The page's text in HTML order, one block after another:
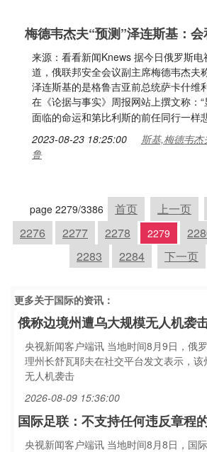
梅德韦杰夫“预测”泽连斯基：
来源：看看新闻Knews 据今日俄罗斯
道，俄联邦安全会议副主席梅德韦杰夫
泽连斯基的是格鲁吉亚前总统萨卡什维
在《论据与事实》周报网站上撰文称：
面临的命运和第比利斯的前任同行一样
2023-08-23 18:25:00
斯基,梅德韦
鲁
page 2279/3386 首页 上一页
2276
2277 2278 2279
2283
2284 下一页
更多关于国际的资讯：
俄称边境州遭乌大规模无人机袭
央视新闻客户端讯 当地时间8月9日，俄
理州长舒瓦耶夫在社交平台发文表示，
无人机袭击
2026-08-09 15:36:00
国际足联：不支持任何违反章程
央视新闻客户端讯 当地时间8月8日，国